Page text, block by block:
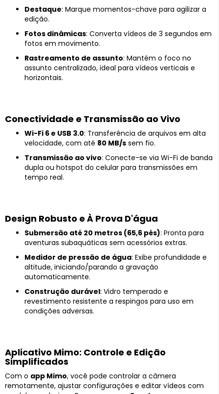
Destaque: Marque momentos-chave para agilizar a
edição.
Fotos dinâmicas: Converta vídeos de 3 segundos em
fotos em movimento.
Rastreamento de assunto: Mantém o foco no
assunto centralizado, ideal para vídeos verticais e
horizontais.
Conectividade e Transmissão ao Vivo
Wi-Fi 6 e USB 3.0: Transferência de arquivos em alta
velocidade, com até 80 MB/s sem fio.
Transmissão ao vivo: Conecte-se via Wi-Fi de banda
dupla ou hotspot do celular para transmissões em
tempo real.
Design Robusto e À Prova D'água
Submersão até 20 metros (65,6 pés): Pronta para
aventuras subaquáticas sem acessórios extras.
Medidor de pressão de água: Exibe profundidade e
altitude, iniciando/parando a gravação
automaticamente.
Construção durável: Vidro temperado e
revestimento resistente a respingos para uso em
condições adversas.
Aplicativo Mimo: Controle e Edição
Simplificados
Com o app Mimo, você pode controlar a câmera
remotamente, ajustar configurações e editar vídeos com